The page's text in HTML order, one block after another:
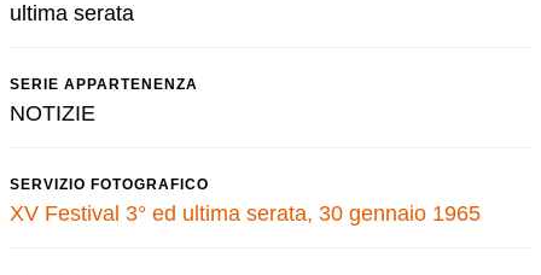
ultima serata
SERIE APPARTENENZA
NOTIZIE
SERVIZIO FOTOGRAFICO
XV Festival 3° ed ultima serata, 30 gennaio 1965